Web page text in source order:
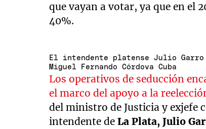
que vayan a votar, ya que en el
40%.
El intendente platense Julio Garro
Miguel Fernando Córdova Cuba
Los operativos de seducción
el marco del apoyo a la
del ministro de Justicia y exjefe
intendente deLa Plata,Julio